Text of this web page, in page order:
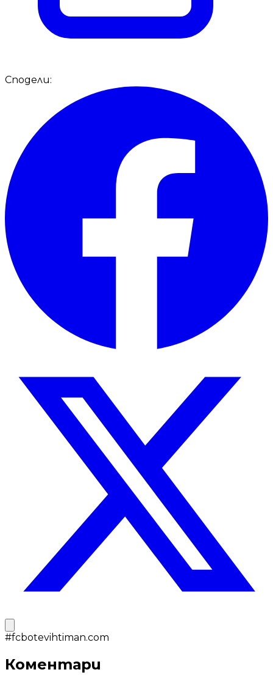
Сподели:
#fcbotevihtiman.com
Коментари